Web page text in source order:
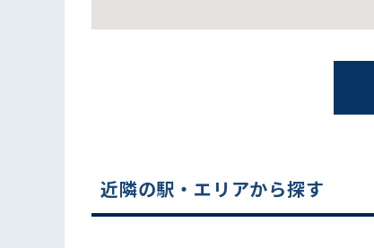
近隣の駅・エリアから探す